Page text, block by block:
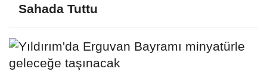
Sahada Tuttu